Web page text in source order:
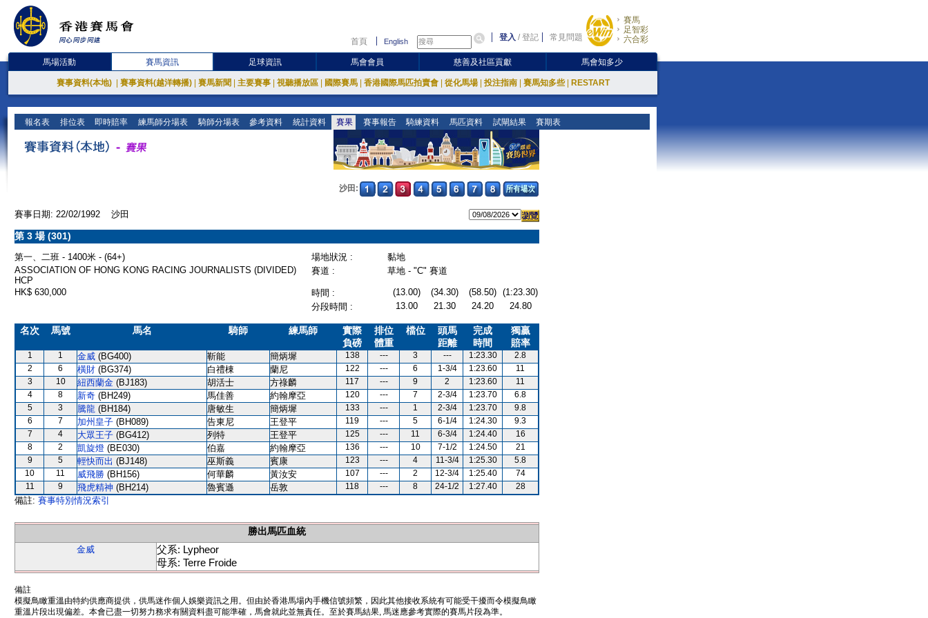
首頁 English 登入 /登記 常見問題
賽馬
足智彩
六合彩
馬場活動 賽馬資訊 足球資訊 馬會會員 慈善及社區貢獻 馬會知多少
賽事資料(本地) 賽事資料(越洋轉播) 賽馬新聞 主要賽事 視聽播放區 國際賽馬 香港國際馬匹拍賣會 從化馬場 投注指南 賽馬知多些 RESTART
報名表 排位表 即時賠率 練馬師分場表 騎師分場表 參考資料 統計資料 賽果 賽事報告 騎練資料 馬匹資料 試閘結果 賽期表
沙田:
賽事日期: 22/02/1992 沙田
第 3 場 (301)
第一、二班 - 1400米 - (64+) 場地狀況 :
黏地
ASSOCIATION OF HONG KONG RACING JOURNALISTS (DIVIDED)
HCP
賽道 : 草地 - "C" 賽道
HK$ 630,000 時間 : (13.00) (34.30) (58.50)
(1:23.30)
分段時間 :
13.00 21.30 24.20 24.80
名次 馬號 馬名 騎師 練馬師
實際
負磅
排位
體重
檔位
頭馬
距離
完成
時間
獨贏
賠率
1 1 金威 (BG400) 靳能 簡炳墀 138 --- 3 --- 1:23.30
2.8
2
6 橫財 (BG374) 白禮棟 蘭尼 122 --- 6 1-3/4 1:23.60
11
3
10 紐西蘭金 (BJ183) 胡活士 方祿麟 117 --- 9 2 1:23.60
11
4
8 新奇 (BH249) 馬佳善 約翰摩亞 120 --- 7 2-3/4 1:23.70
6.8
5
3 騰龍 (BH184) 唐敏生 簡炳墀 133 --- 1 2-3/4 1:23.70
9.8
6
7 加州皇子 (BH089) 告東尼 王登平 119 --- 5 6-1/4 1:24.30
9.3
7
4 大眾王子 (BG412) 列特 王登平 125 --- 11 6-3/4 1:24.40
16
8
2 凱旋燈 (BE030) 伯嘉 約翰摩亞 136 --- 10 7-1/2 1:24.50
21
9
5 輕快而出 (BJ148) 巫斯義 賓康 123 --- 4 11-3/4 1:25.30
5.8
10
11 威飛勝 (BH156) 何華麟 黃汝安 107 --- 2 12-3/4 1:25.40
74
11
9 飛虎精神 (BH214) 魯賓遜 岳敦 118 --- 8 24-1/2 1:27.40 28
備註: 賽事特別情況索引
勝出馬匹血統
金威
父系: Lypheor
母系: Terre Froide
備註
模擬鳥瞰重溫由特約供應商提供，供馬迷作個人娛樂資訊之用。但由於香港馬場內手機信號頻繁，因此其他接收系統有可能受干擾而令模擬鳥瞰
重溫片段出現偏差。本會已盡一切努力務求有關資料盡可能準確，馬會就此並無責任。至於賽馬結果, 馬迷應參考實際的賽馬片段為準。